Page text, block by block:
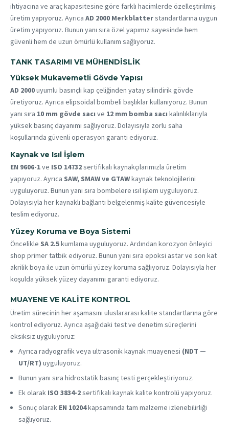
ihtiyacına ve araç kapasitesine göre farklı hacimlerde özelleştirilmiş
üretim yapıyoruz. Ayrıca AD 2000 Merkblatterstandartlarına uygun
üretim yapıyoruz. Bunun yanı sıra özel yapımız sayesinde hem
güvenli hem de uzun ömürlü kullanım sağlıyoruz.
TANK TASARIMI VE MÜHENDISLIK
Yüksek Mukavemetli Gövde Yapısı
AD 2000uyumlu basınçlı kap çeliğinden yatay silindirik gövde
üretiyoruz. Ayrıca elipsoidal bombeli başlıklar kullanıyoruz. Bunun
yanı sıra 10 mm gövde sacı ve 12 mm bomba sacı kalınlıklarıyla
yüksek basınç dayanımı sağlıyoruz. Dolayısıyla zorlu saha
koşullarında güvenli operasyon garanti ediyoruz.
Kaynak ve Isıl İşlem
EN 9606-1ve ISO 14732sertifikalı kaynakçılarımızla üretim
yapıyoruz. Ayrıca SAW, SMAW ve GTAWkaynak teknolojilerini
uyguluyoruz. Bunun yanı sıra bombelere ısıl işlem uyguluyoruz.
Dolayısıyla her kaynaklı bağlantı belgelenmiş kalite güvencesiyle
teslim ediyoruz.
Yüzey Koruma ve Boya Sistemi
Öncelikle SA 2.5kumlama uyguluyoruz. Ardından korozyon önleyici
shop primer tatbik ediyoruz. Bunun yanı sıra epoksi astar ve son kat
akrilik boya ile uzun ömürlü yüzey koruma sağlıyoruz. Dolayısıyla her
koşulda yüksek yüzey dayanımı garanti ediyoruz.
MUAYENE VE KALITE KONTROL
Üretim sürecinin her aşamasını uluslararası kalite standartlarına göre
kontrol ediyoruz. Ayrıca aşağıdaki test ve denetim süreçlerini
eksiksiz uyguluyoruz:
Ayrıca radyografik veya ultrasonik kaynak muayenesi (NDT —
UT/RT) uyguluyoruz.
Bunun yanı sıra hidrostatik basınç testi gerçekleştiriyoruz.
Ek olarak ISO 3834-2sertifikalı kaynak kalite kontrolü yapıyoruz.
Sonuç olarak EN 10204kapsamında tam malzeme izlenebilirliği
sağlıyoruz.